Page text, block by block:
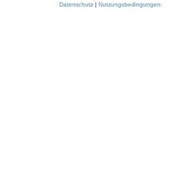
Datenschutz | Nutzungsbedingungen